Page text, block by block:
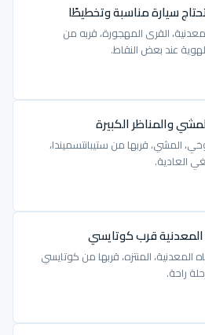
سيارة مناسبة وتخطيطًا
القرى المهجورة، قربه من
عند بعض النقاط.
والمناظر الكبيرة
المشي، قربها من ستيبانتسميندا،
العادية.
المعدنية قرب كوتايسي
المعدنية، المنتزه، قربها من كوتايسي
راحة.